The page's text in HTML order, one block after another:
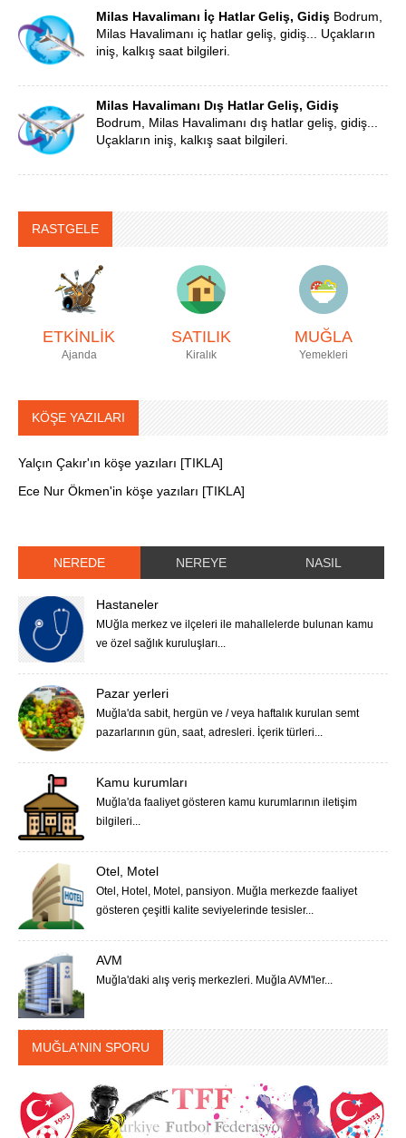
Milas Havalimanı İç Hatlar Geliş, Gidiş Bodrum,
Milas Havalimanı iç hatlar geliş, gidiş... Uçakların
iniş, kalkış saat bilgileri.
Milas Havalimanı Dış Hatlar Geliş, Gidiş
Bodrum, Milas Havalimanı dış hatlar geliş, gidiş...
Uçakların iniş, kalkış saat bilgileri.
RASTGELE
ETKİNLİK
Ajanda
SATILIK
Kiralık
MUĞLA
Yemekleri
KÖŞE YAZILARI
Yalçın Çakır'ın köşe yazıları [TIKLA]
Ece Nur Ökmen'in köşe yazıları [TIKLA]
NEREDE NEREYE NASIL
Hastaneler
MUğla merkez ve ilçeleri ile mahallelerde bulunan kamu
ve özel sağlık kuruluşları...
Pazar yerleri
Muğla'da sabit, hergün ve / veya haftalık kurulan semt
pazarlarının gün, saat, adresleri. İçerik türleri...
Kamu kurumları
Muğla'da faaliyet gösteren kamu kurumlarının iletişim
bilgileri...
Otel, Motel
Otel, Hotel, Motel, pansiyon. Muğla merkezde faaliyet
gösteren çeşitli kalite seviyelerinde tesisler...
AVM
Muğla'daki alış veriş merkezleri. Muğla AVM'ler...
MUĞLA'NIN SPORU